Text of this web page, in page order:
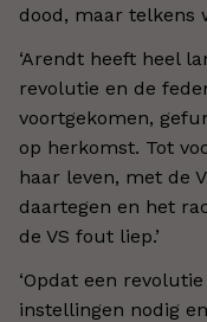
dood, maar telkens
‘Arendt heeft heel
revolutie en de
voortgekomen,
op herkomst. Tot
haar leven, met de
daartegen en het
de VS fout liep.’
‘Opdat een
instellingen nodig